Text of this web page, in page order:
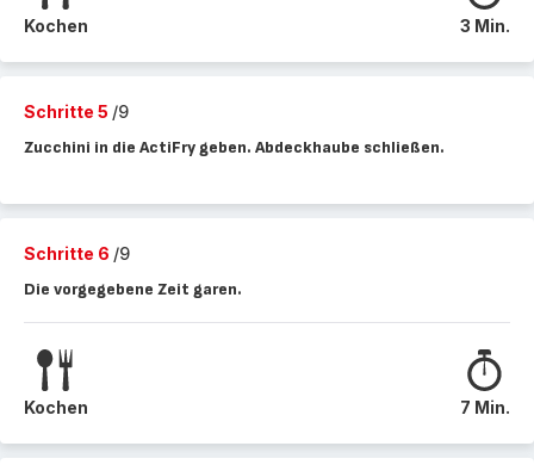
Kochen 3 Min.
Schritte 5 /9
Zucchini in die ActiFry geben. Abdeckhaube schließen.
Schritte 6 /9
Die vorgegebene Zeit garen.
Kochen 7 Min.